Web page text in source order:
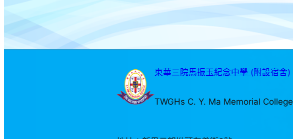
東華三院馬振玉紀念中學 (附設宿舍)
TWGHs C. Y. Ma Memorial College